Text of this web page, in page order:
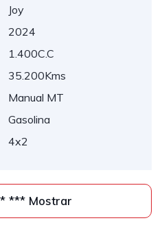
Joy
2024
1.400C.C
35.200Kms
Manual MT
Gasolina
4x2
573 *** *** Mostrar